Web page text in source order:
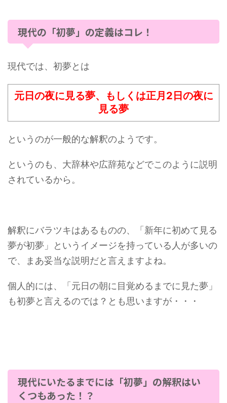
現代の「初夢」の定義はコレ！
現代では、初夢とは
元日の夜に見る夢、もしくは正月2日の夜に
見る夢
というのが一般的な解釈のようです。
というのも、大辞林や広辞苑などでこのように説明
されているから。
解釈にバラツキはあるものの、「新年に初めて見る
夢が初夢」というイメージを持っている人が多いの
で、まあ妥当な説明だと言えますよね。
個人的には、「元日の朝に目覚めるまでに見た夢」
も初夢と言えるのでは？とも思いますが・・・
現代にいたるまでには「初夢」の解釈はい
くつもあった！？